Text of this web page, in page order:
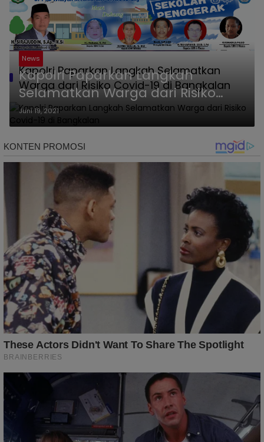
Kapolri Paparkan Langkah Selamatkan
Warga dari Risiko Covid-19 di Bangkalan
News
Kapolri Paparkan Langkah
Selamatkan Warga dari Risiko
Covid-19 di Bangkalan
Juni 19, 2021